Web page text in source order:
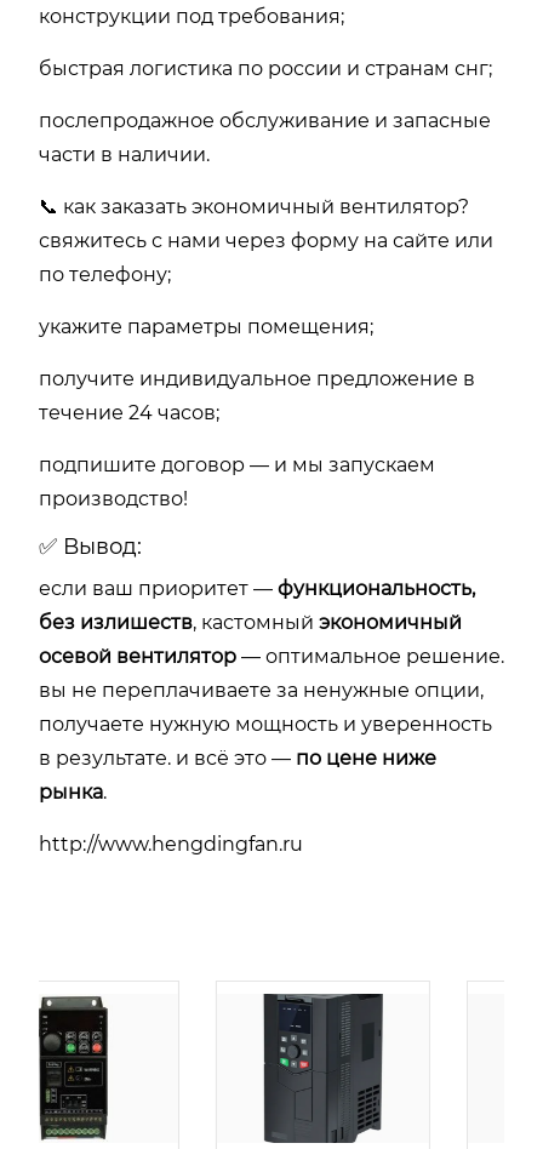
конструкции под требования;
быстрая логистика по россии и странам снг;
послепродажное обслуживание и запасные
части в наличии.
📞 как заказать экономичный вентилятор?
свяжитесь с нами через форму на сайте или
по телефону;
укажите параметры помещения;
получите индивидуальное предложение в
течение 24 часов;
подпишите договор — и мы запускаем
производство!
✅ Вывод:
если ваш приоритет — функциональность,
без излишеств, кастомный экономичный
осевой вентилятор — оптимальное решение.
вы не переплачиваете за ненужные опции,
получаете нужную мощность и уверенность
в результате. и всё это — по цене ниже
рынка.
http://www.hengdingfan.ru